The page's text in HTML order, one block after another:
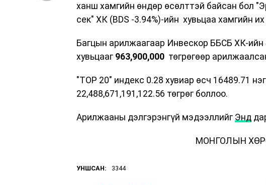
ханш хамгийн өндөр өсөлттэй байсан бол
сек" ХК (BDS -3.94%)-ийн хувьцаа хамгийн
Багцын арилжаагаар Инвескор ББСБ ХК-ийн
хувьцааг 963,900,000 төгрөгөөр
"TOP 20" индекс 0.28 хувиар өсч 16489.71
22,488,671,191,122.56 төгрөг боллоо.
Арилжааны дэлгэрэнгүй мэдээллийг Энд
МОНГОЛЫН
УНШСАН: 3344